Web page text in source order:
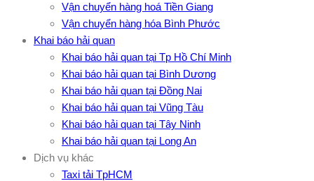
Vận chuyển hàng hoá Tiền Giang
Vận chuyển hàng hóa Bình Phước
Khai báo hải quan
Khai báo hải quan tại Tp Hồ Chí Minh
Khai báo hải quan tại Bình Dương
Khai báo hải quan tại Đồng Nai
Khai báo hải quan tại Vũng Tàu
Khai báo hải quan tại Tây Ninh
Khai báo hải quan tại Long An
Dịch vụ khác
Taxi tải TpHCM